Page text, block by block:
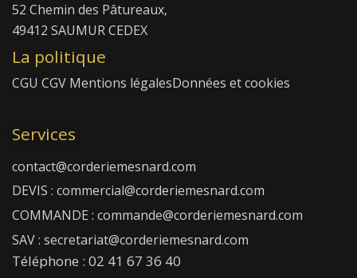
52 Chemin des Pâtureaux,
49412 SAUMUR CEDEX
La politique
CGU CGV Mentions légalesDonnées et cookies
Services
contact@corderiemesnard.com
DEVIS : commercial@corderiemesnard.com
COMMANDE : commande@corderiemesnard.com
SAV : secretariat@corderiemesnard.com
Téléphone : 02 41 67 36 40